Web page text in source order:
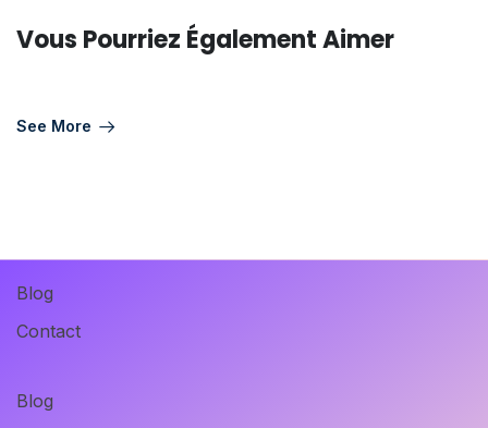
Vous Pourriez Également Aimer
See More
Blog
Contact
Blog